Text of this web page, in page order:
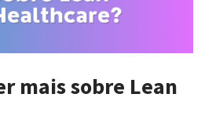
mais sobre Lean